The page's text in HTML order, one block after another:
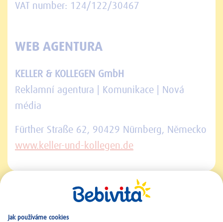
VAT number: 124/122/30467
WEB AGENTURA
KELLER & KOLLEGEN GmbH
Reklamní agentura | Komunikace | Nová
média
Fürther Straße 62, 90429 Nürnberg, Německo
www.keller-und-kollegen.de